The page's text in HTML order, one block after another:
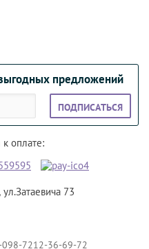
предложений
ПОДПИСАТЬСЯ
оплате:
73
8-7212-36-69-72